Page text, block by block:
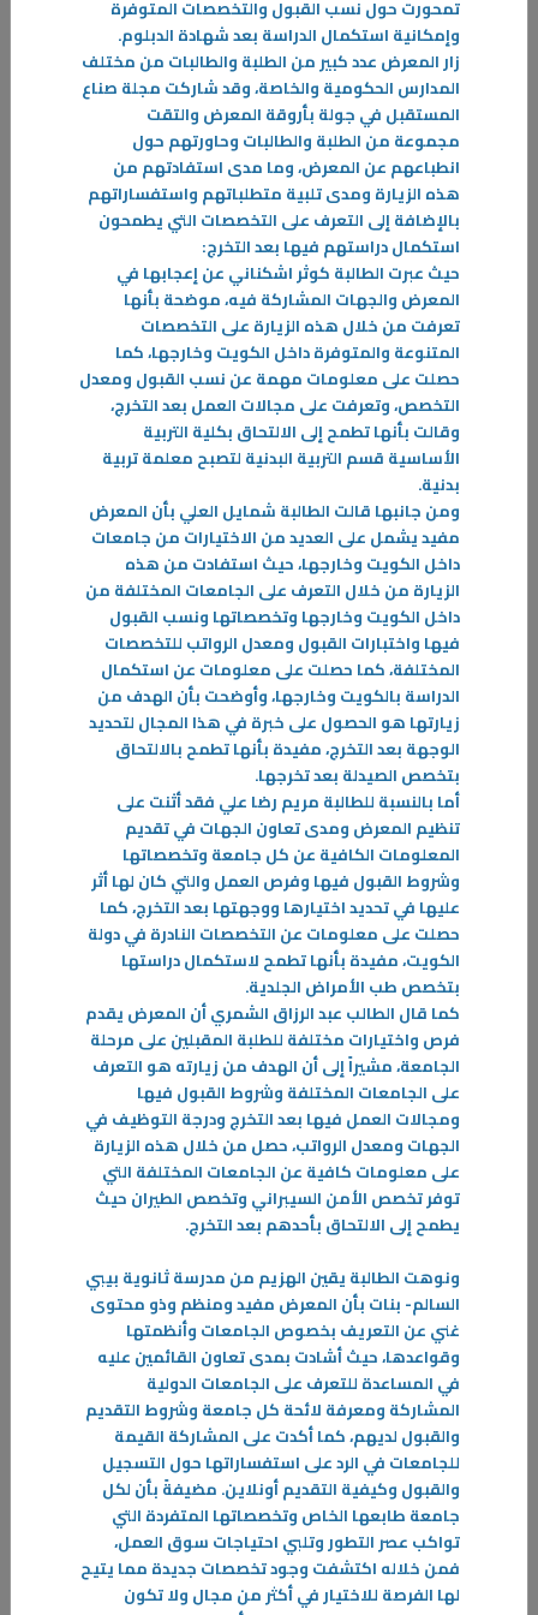
الجناح الإرشادي الثاني "بدايتي صح"
دشنت الهيئة العامة للتعليم التطبيقي والتدريب الجناح الإرشادي الثاني تحت
شعار (بدايتي صح) في مجمع الأفنيوز لتعريف الطلبة والطالبات
كلمات عبر عنها الخريجون بمناسبة التفوق
بعد جدٍ واجتهاد ومثابرة وتفوق كانت حصيلتها التخرج وبامتياز لطلبة وطالبات
الهيئة العامة للتعليم التطبيقي والتدريب الذين حصدوا ثمار جهودهم المبذولة
تمحورت حول نسب القبول والتخصصات المتوفرة
وإمكانية استكمال الدراسة بعد شهادة الدبلوم.
زار المعرض عدد كبير من الطلبة والطالبات من مختلف
المدارس الحكومية والخاصة، وقد شاركت مجلة صناع
المستقبل في جولة بأروقة المعرض والتقت
مجموعة من الطلبة والطالبات وحاورتهم حول
انطباعهم عن المعرض، وما مدى استفادتهم من
هذه الزيارة ومدى تلبية متطلباتهم واستفساراتهم
بالإضافة إلى التعرف على التخصصات التي يطمحون
استكمال دراستهم فيها بعد التخرج:
حيث عبرت الطالبة كوثر اشكناني عن إعجابها في
المعرض والجهات المشاركة فيه، موضحة بأنها
تعرفت من خلال هذه الزيارة على التخصصات
المتنوعة والمتوفرة داخل الكويت وخارجها، كما
حصلت على معلومات مهمة عن نسب القبول ومعدل
التخصص، وتعرفت على مجالات العمل بعد التخرج،
وقالت بأنها تطمح إلى الالتحاق بكلية التربية
الأساسية قسم التربية البدنية لتصبح معلمة تربية
بدنية.
ومن جانبها قالت الطالبة شمايل العلي بأن المعرض
مفيد يشمل على العديد من الاختيارات من جامعات
داخل الكويت وخارجها، حيث استفادت من هذه
الزيارة من خلال التعرف على الجامعات المختلفة من
داخل الكويت وخارجها وتخصصاتها ونسب القبول
فيها واختبارات القبول ومعدل الرواتب للتخصصات
المختلفة، كما حصلت على معلومات عن استكمال
الدراسة بالكويت وخارجها، وأوضحت بأن الهدف من
زيارتها هو الحصول على خبرة في هذا المجال لتحديد
الوجهة بعد التخرج، مفيدة بأنها تطمح بالالتحاق
بتخصص الصيدلة بعد تخرجها.
أما بالنسبة للطالبة مريم رضا علي فقد أثنت على
تنظيم المعرض ومدى تعاون الجهات في تقديم
المعلومات الكافية عن كل جامعة وتخصصاتها
وشروط القبول فيها وفرص العمل والتي كان لها أثر
عليها في تحديد اختيارها ووجهتها بعد التخرج، كما
حصلت على معلومات عن التخصصات النادرة في دولة
الكويت، مفيدة بأنها تطمح لاستكمال دراستها
بتخصص طب الأمراض الجلدية.
كما قال الطالب عبد الرزاق الشمري أن المعرض يقدم
فرص واختيارات مختلفة للطلبة المقبلين على مرحلة
الجامعة، مشيراً إلى أن الهدف من زيارته هو التعرف
على الجامعات المختلفة وشروط القبول فيها
ومجالات العمل فيها بعد التخرج ودرجة التوظيف في
الجهات ومعدل الرواتب، حصل من خلال هذه الزيارة
على معلومات كافية عن الجامعات المختلفة التي
توفر تخصص الأمن السيبراني وتخصص الطيران حيث
يطمح إلى الالتحاق بأحدهم بعد التخرج.
ونوهت الطالبة يقين الهزيم من مدرسة ثانوية بيبي
السالم- بنات بأن المعرض مفيد ومنظم وذو محتوى
غني عن التعريف بخصوص الجامعات وأنظمتها
وقواعدها، حيث أشادت بمدى تعاون القائمين عليه
في المساعدة للتعرف على الجامعات الدولية
المشاركة ومعرفة لائحة كل جامعة وشروط التقديم
والقبول لديهم، كما أكدت على المشاركة القيمة
للجامعات في الرد على استفساراتها حول التسجيل
والقبول وكيفية التقديم أونلاين. مضيفةً بأن لكل
جامعة طابعها الخاص وتخصصاتها المتفردة التي
تواكب عصر التطور وتلبي احتياجات سوق العمل،
فمن خلاله اكتشفت وجود تخصصات جديدة مما يتيح
لها الفرصة للاختيار في أكثر من مجال ولا تكون